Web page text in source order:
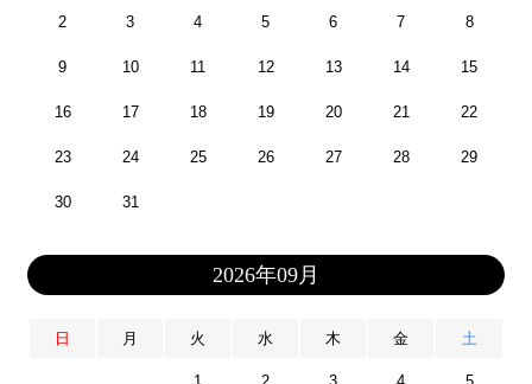
2 3 4 5 6 7 8
9 10 11 12 13 14 15
16 17 18 19 20 21 22
23 24 25 26 27 28 29
30 31
2026年09月
日 月 火 水 木 金 土